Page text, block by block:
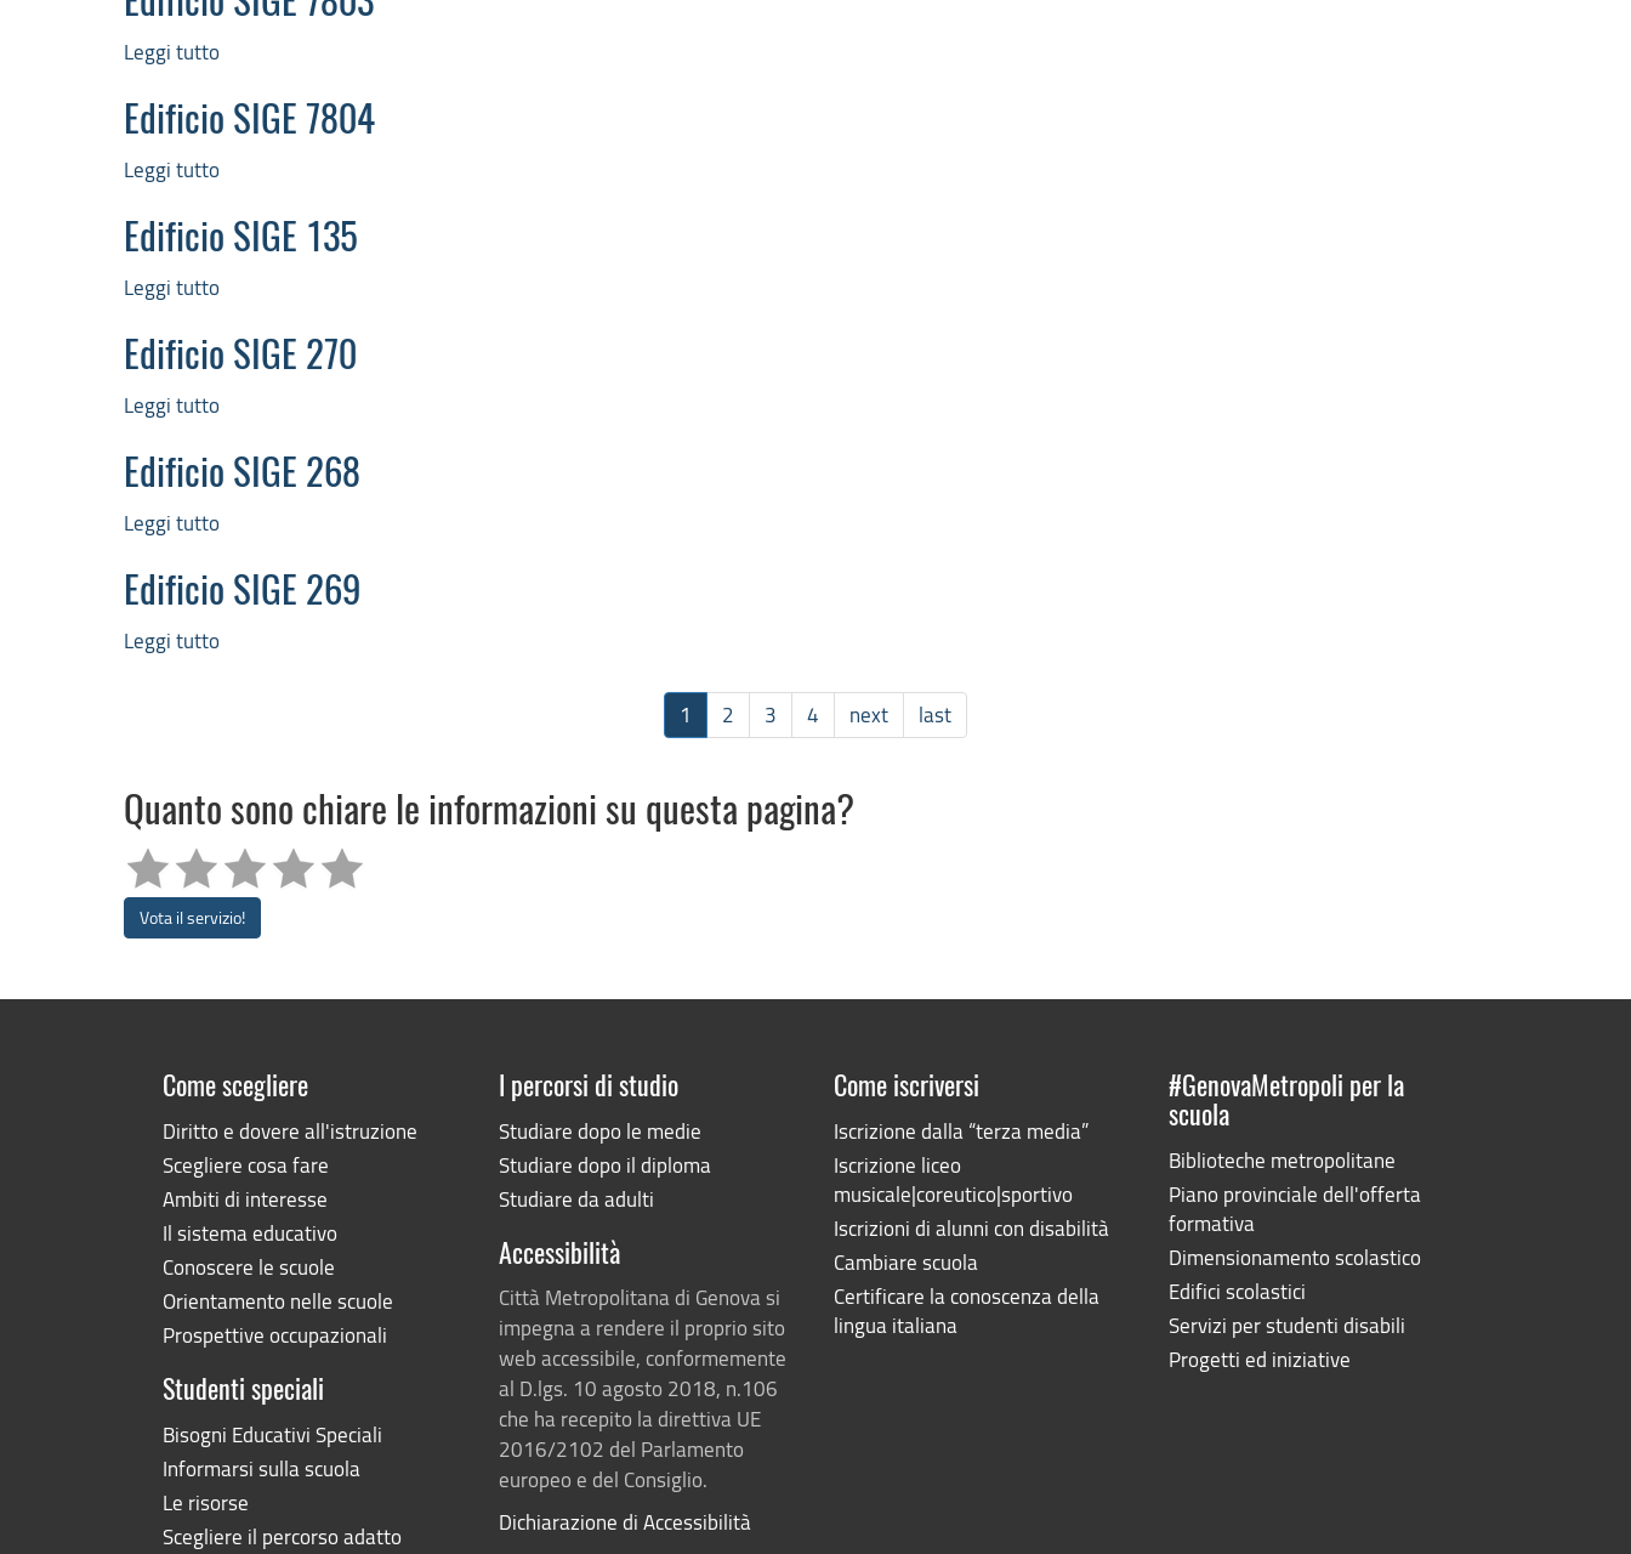
7807
Leggi tutto
SIGE
7803
Edificio SIGE 7804
Leggi tutto
SIGE
7804
Edificio SIGE 135
Leggi tutto
SIGE
135
Edificio SIGE 270
Leggi tutto
SIGE
270
Edificio SIGE 268
Leggi tutto
SIGE
268
Edificio SIGE 269
Leggi tutto
1 2 3 4 next last
Quanto sono chiare le informazioni su questa pagina?
Vota il servizio!
Come scegliere
Diritto e dovere all'istruzione
Scegliere cosa fare
Ambiti di interesse
Il sistema educativo
Conoscere le scuole
Orientamento nelle scuole
Prospettive occupazionali
Studenti speciali
Bisogni Educativi Speciali
Informarsi sulla scuola
Le risorse
Scegliere il percorso adatto
I percorsi di studio
Studiare dopo le medie
Studiare dopo il diploma
Studiare da adulti
Accessibilità
Città Metropolitana di Genova si
impegna a rendere il proprio sito
web accessibile, conformemente
al D.lgs. 10 agosto 2018, n.106
che ha recepito la direttiva UE
2016/2102 del Parlamento
europeo e del Consiglio.
Dichiarazione di Accessibilità
Come iscriversi
Iscrizione dalla “terza media”
Iscrizione liceo
musicale|coreutico|sportivo
Iscrizioni di alunni con disabilità
Cambiare scuola
Certificare la conoscenza della
lingua italiana
#GenovaMetropoli per la
scuola
Biblioteche metropolitane
Piano provinciale dell'offerta
formativa
Dimensionamento scolastico
Edifici scolastici
Servizi per studenti disabili
Progetti ed iniziative